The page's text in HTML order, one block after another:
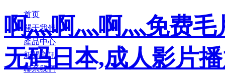
啊灬啊灬啊灬免费
无码日本,成人影片
首页
關于我們
產品中心
新聞資訊
聯系我們